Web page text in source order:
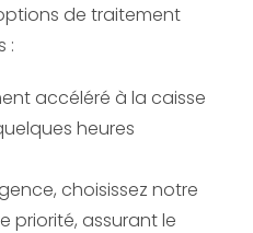
de traitement
:
accéléré à la caisse
heures
choisissez notre
priorité, assurant le